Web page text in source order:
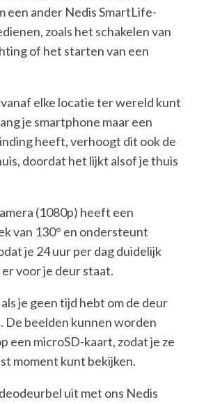
een ander Nedis SmartLife-
zoals het schakelen van
of het starten van een
elke locatie ter wereld kunt
je smartphone maar een
heeft, verhoogt dit ook de
doordat het lijkt alsof je thuis
(1080p) heeft een
van 130° en ondersteunt
je 24 uur per dag duidelijk
voor je deur staat.
je geen tijd hebt om de deur
De beelden kunnen worden
een microSD-kaart, zodat je ze
moment kunt bekijken.
uit met ons Nedis